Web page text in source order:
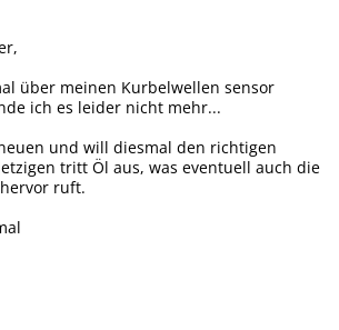
über meinen Kurbelwellen sensor
ich es leider nicht mehr...
und will diesmal den richtigen
tritt Öl aus, was eventuell auch die
ruft.